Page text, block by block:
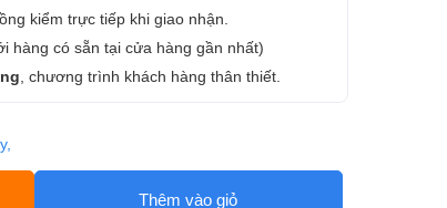
kiểm trực tiếp khi giao nhận.
hàng có sẵn tại cửa hàng gần nhất)
, chương trình khách hàng thân thiết.
Thêm vào giỏ